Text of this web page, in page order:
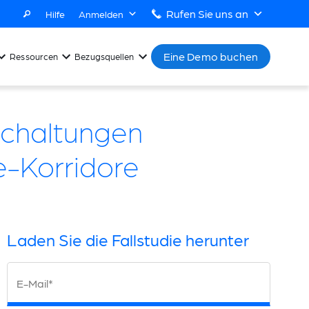
Hilfe Anmelden Rufen Sie uns an
Ressourcen Bezugsquellen Eine Demo buchen
Korridore
Laden Sie die Fallstudie herunter
E-Mail*